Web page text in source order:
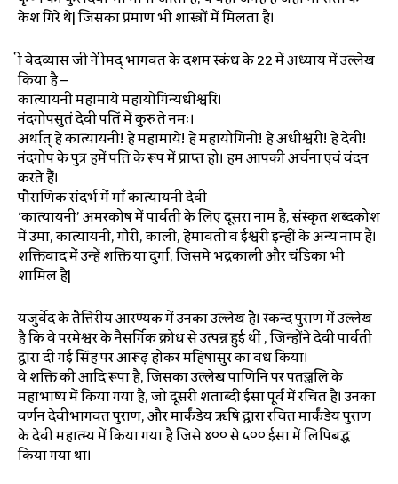
केश गिरे थे| जिसका प्रमाण भी शास्त्रों में मिलता है।
श्री वेदव्यास जी ने श्रीमद् भागवत के दशम स्कंध के 22 में अध्याय में उल्लेख
किया है –
कात्यायनी महामाये महायोगिन्यधीश्वरि।
नंदगोपसुतं देवी पतिं में कुरु ते नमः।
अर्थात् हे कात्यायनी! हे महामाये! हे महायोगिनी! हे अधीश्वरी! हे देवी!
नंदगोप के पुत्र हमें पति के रूप में प्राप्त हो। हम आपकी अर्चना एवं वंदन
करते हैं।
पौराणिक संदर्भ में माँ कात्यायनी देवी
‘कात्यायनी’ अमरकोष में पार्वती के लिए दूसरा नाम है, संस्कृत शब्दकोश
में उमा, कात्यायनी, गौरी, काली, हेेमावती व ईश्वरी इन्हीं के अन्य नाम हैं।
शक्तिवाद में उन्हें शक्ति या दुर्गा, जिसमे भद्रकाली और चंडिका भी
शामिल है|
यजुर्वेद के तैत्तिरीय आरण्यक में उनका उल्लेख है। स्कन्द पुराण में उल्लेख
है कि वे परमेश्वर के नैसर्गिक क्रोध से उत्पन्न हुई थीं , जिन्होंने देवी पार्वती
द्वारा दी गई सिंह पर आरूढ़ होकर महिषासुर का वध किया।
वे शक्ति की आदि रूपा है, जिसका उल्लेख पाणिनि पर पतञ्जलि के
महाभाष्य में किया गया है, जो दूसरी शताब्दी ईसा पूर्व में रचित है। उनका
वर्णन देवीभागवत पुराण, और मार्कंडेय ऋषि द्वारा रचित मार्कंडेय पुराण
के देवी महात्म्य में किया गया है जिसे ४०० से ५०० ईसा में लिपिबद्ध
किया गया था।